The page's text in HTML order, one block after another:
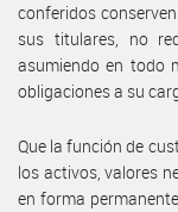
conferidos
sus titulares, no
asumiendo en todo
obligaciones a su
Que la función de
los activos, valores
en forma